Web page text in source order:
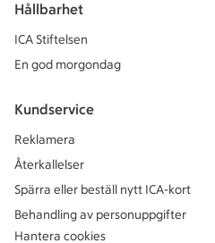
Hållbarhet
ICA Stiftelsen
En god morgondag
Kundservice
Reklamera
Återkallelser
Spärra eller beställ nytt ICA-kort
Behandling av personuppgifter
Hantera cookies